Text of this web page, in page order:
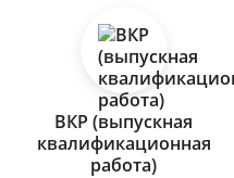
ВКР (выпускная
квалификационная
работа)